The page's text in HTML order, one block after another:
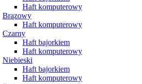
Haft komputerowy
Brązowy
Haft komputerowy
Czarny
Haft bajorkiem
Haft komputerowy
Niebieski
Haft bajorkiem
Haft komputerowy